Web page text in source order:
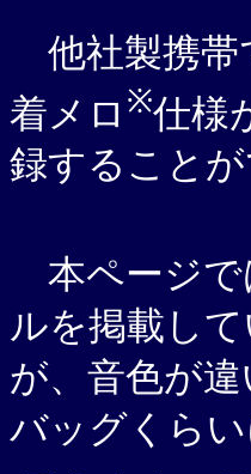
他社製携帯
着メロ ※仕様
録することが
本ページで
ルを掲載し
が、音色が
バッグくら